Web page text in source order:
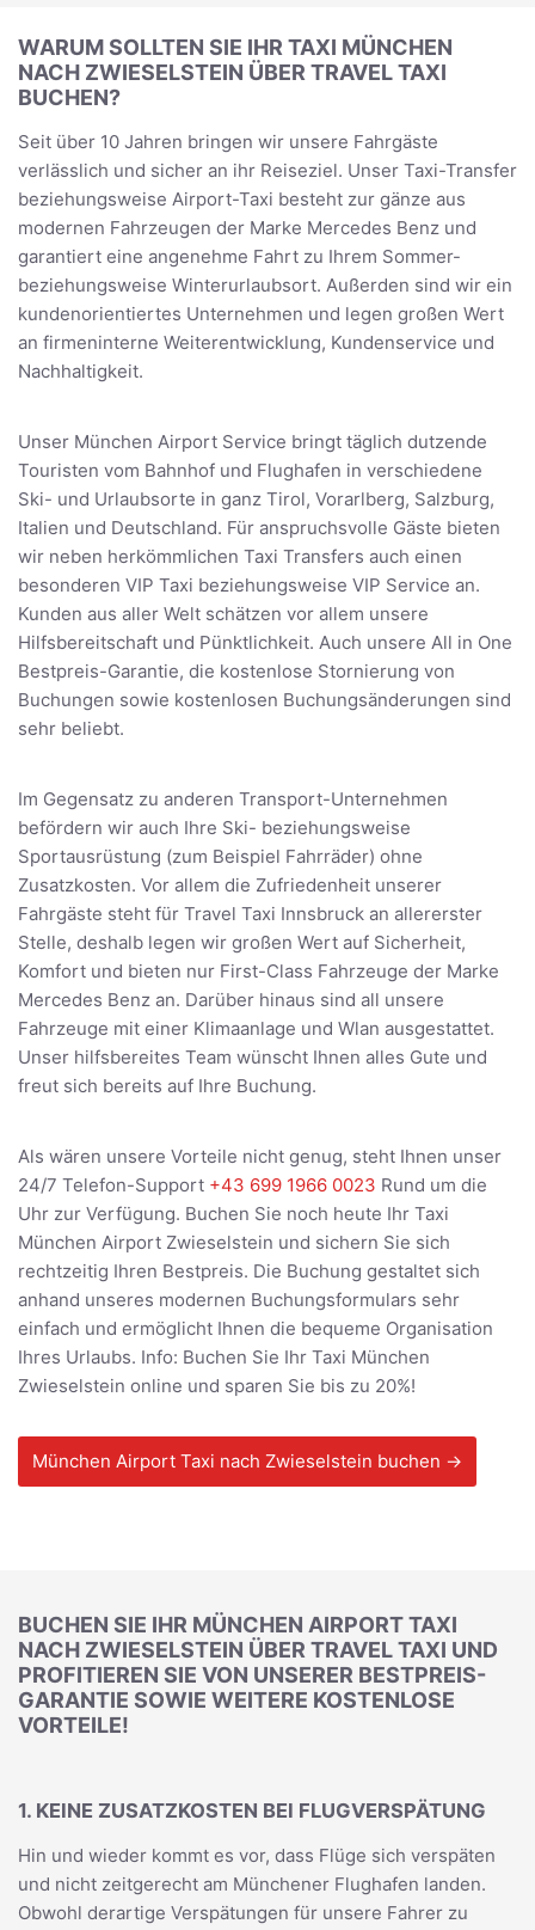
WARUM SOLLTEN SIE IHR TAXI MÜNCHEN
NACH ZWIESELSTEIN ÜBER TRAVEL TAXI
BUCHEN?
Seit über 10 Jahren bringen wir unsere Fahrgäste
verlässlich und sicher an ihr Reiseziel. Unser Taxi-Transfer
beziehungsweise Airport-Taxi besteht zur gänze aus
modernen Fahrzeugen der Marke Mercedes Benz und
garantiert eine angenehme Fahrt zu Ihrem Sommer-
beziehungsweise Winterurlaubsort. Außerden sind wir ein
kundenorientiertes Unternehmen und legen großen Wert
an firmeninterne Weiterentwicklung, Kundenservice und
Nachhaltigkeit.
Unser München Airport Service bringt täglich dutzende
Touristen vom Bahnhof und Flughafen in verschiedene
Ski- und Urlaubsorte in ganz Tirol, Vorarlberg, Salzburg,
Italien und Deutschland. Für anspruchsvolle Gäste bieten
wir neben herkömmlichen Taxi Transfers auch einen
besonderen VIP Taxi beziehungsweise VIP Service an.
Kunden aus aller Welt schätzen vor allem unsere
Hilfsbereitschaft und Pünktlichkeit. Auch unsere All in One
Bestpreis-Garantie, die kostenlose Stornierung von
Buchungen sowie kostenlosen Buchungsänderungen sind
sehr beliebt.
Im Gegensatz zu anderen Transport-Unternehmen
befördern wir auch Ihre Ski- beziehungsweise
Sportausrüstung (zum Beispiel Fahrräder) ohne
Zusatzkosten. Vor allem die Zufriedenheit unserer
Fahrgäste steht für Travel Taxi Innsbruck an allererster
Stelle, deshalb legen wir großen Wert auf Sicherheit,
Komfort und bieten nur First-Class Fahrzeuge der Marke
Mercedes Benz an. Darüber hinaus sind all unsere
Fahrzeuge mit einer Klimaanlage und Wlan ausgestattet.
Unser hilfsbereites Team wünscht Ihnen alles Gute und
freut sich bereits auf Ihre Buchung.
Als wären unsere Vorteile nicht genug, steht Ihnen unser
24/7 Telefon-Support +43 699 1966 0023 Rund um die
Uhr zur Verfügung. Buchen Sie noch heute Ihr Taxi
München Airport Zwieselstein und sichern Sie sich
rechtzeitig Ihren Bestpreis. Die Buchung gestaltet sich
anhand unseres modernen Buchungsformulars sehr
einfach und ermöglicht Ihnen die bequeme Organisation
Ihres Urlaubs. Info: Buchen Sie Ihr Taxi München
Zwieselstein online und sparen Sie bis zu 20%!
München Airport Taxi nach Zwieselstein buchen →
BUCHEN SIE IHR MÜNCHEN AIRPORT TAXI
NACH ZWIESELSTEIN ÜBER TRAVEL TAXI UND
PROFITIEREN SIE VON UNSERER BESTPREIS-
GARANTIE SOWIE WEITERE KOSTENLOSE
VORTEILE!
1. KEINE ZUSATZKOSTEN BEI FLUGVERSPÄTUNG
Hin und wieder kommt es vor, dass Flüge sich verspäten
und nicht zeitgerecht am Münchener Flughafen landen.
Obwohl derartige Verspätungen für unsere Fahrer zu